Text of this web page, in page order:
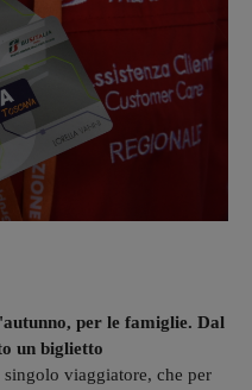
per le famiglie. Dal
un biglietto
viaggiatore, che per